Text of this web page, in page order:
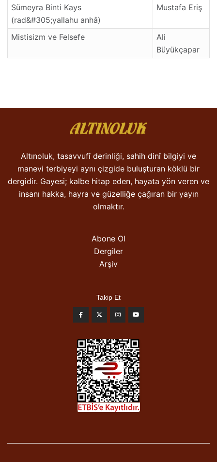
Sümeyra Binti Kays
(rad&#305;yallahu anhâ)
Mustafa Eriş
Mistisizm ve Felsefe
Ali
Büyükçapar
Altınoluk, tasavvufî derinliği, sahih dinî bilgiyi ve
manevi terbiyeyi aynı çizgide buluşturan köklü bir
dergidir. Gayesi; kalbe hitap eden, hayata yön veren ve
insanı hakka, hayra ve güzelliğe çağıran bir yayın
olmaktır.
Abone Ol
Dergiler
Arşiv
Takip Et